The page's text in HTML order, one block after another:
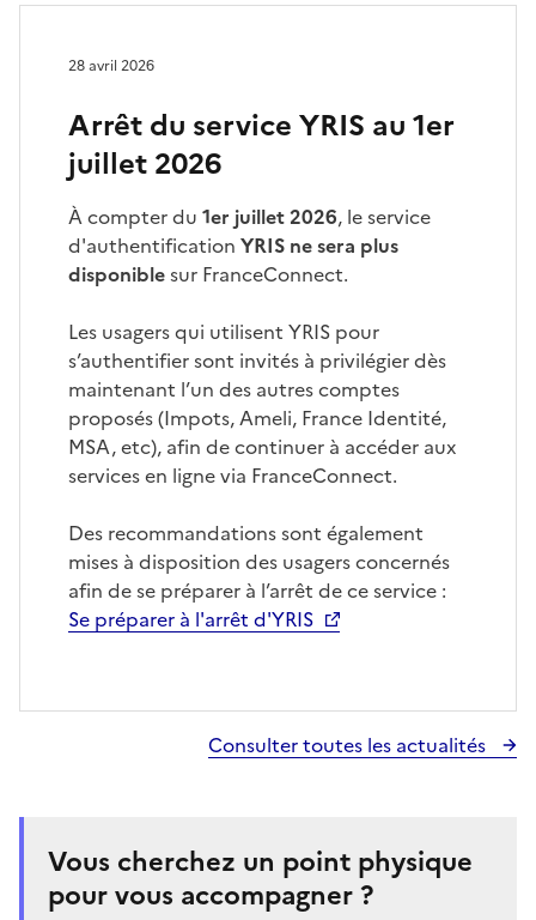
28 avril 2026
Arrêt du service YRIS au 1er
juillet 2026
À compter du 1er juillet 2026, le service
d'authentification YRIS ne sera plus
disponiblesur FranceConnect.
Les usagers qui utilisent YRIS pour
s’authentifier sont invités à privilégier dès
maintenant l’un des autres comptes
proposés (Impots, Ameli, France Identité,
MSA, etc), afin de continuer à accéder aux
services en ligne via FranceConnect.
Des recommandations sont également
mises à disposition des usagers concernés
afin de se préparer à l’arrêt de ce service :
Se préparer à l'arrêt d'YRIS
Consulter toutes les actualités
Vous cherchez un point physique
pour vous accompagner ?